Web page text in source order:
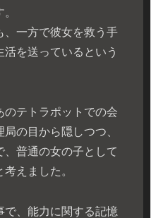
、一方で彼女を救う手
を送っているという
のテトラポットでの会
の目から隠しつつ、
、普通の女の子として
えました。
で、能力に関する記憶